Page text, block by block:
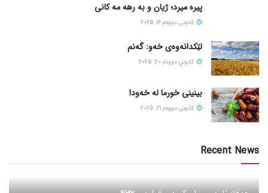
پیره میرد؛ ژیان و به رهه مه کانی
كانونی دووه‌م 16, 2025
لێکدانەوەی خەو: گەنم
كانونی دووه‌م 20, 2025
بینینی خورما لە خەودا
كانونی دووه‌م 21, 2025
Recent News